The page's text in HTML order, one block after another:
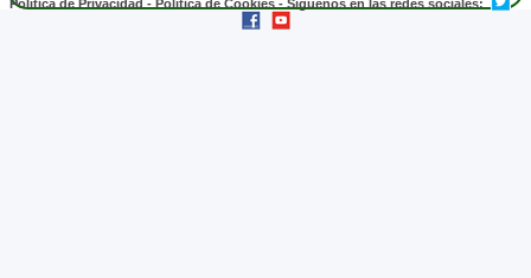
Política de Privacidad-Política de Cookies- Síguenos en las redes sociales: